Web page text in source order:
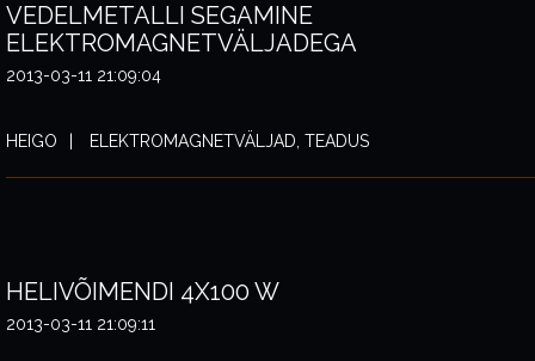
VEDELMETALLI SEGAMINE
ELEKTROMAGNETVÄLJADEGA
2013-03-11 21:09:04
HEIGO ELEKTROMAGNETVÄLJAD, TEADUS
HELIVÕIMENDI 4X100 W
2013-03-11 21:09:11